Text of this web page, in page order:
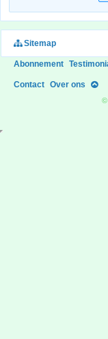
Sitemap
Abonnement
Contact Over ons
©